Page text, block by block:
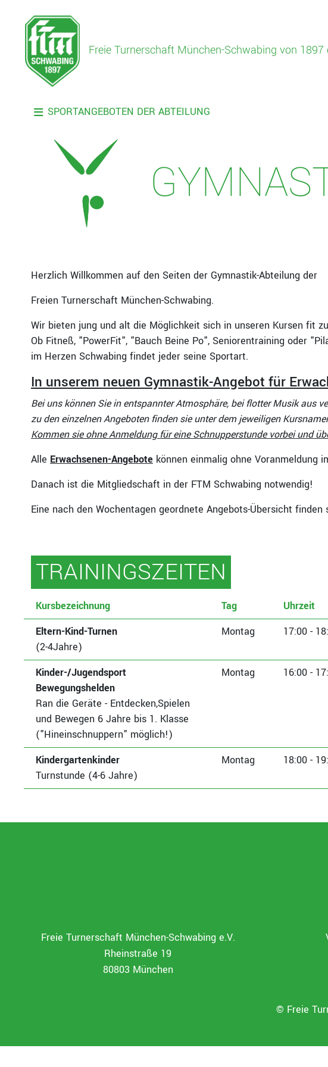
Freie Turnerschaft München-Schwabing von 1897
SPORTANGEBOTEN DER ABTEILUNG
Herzlich Willkommen auf den Seiten der Gymnastik-Abteilung der
Freien Turnerschaft München-Schwabing.
Wir bieten jung und alt die Möglichkeit sich in unseren Kursen fit
Ob Fitneß, "PowerFit", "Bauch Beine Po", Seniorentraining oder
im Herzen Schwabing findet jeder seine Sportart.
In unserem neuen Gymnastik-Angebot für
Bei uns können Sie in entspannter Atmosphäre, bei flotter Musik aus
zu den einzelnen Angeboten finden sie unter dem jeweiligen
Kommen sie ohne Anmeldung für eine Schnupperstunde vorbei und
Alle Erwachsenen-Angebote können einmalig ohne Voranmeldung
Danach ist die Mitgliedschaft in der FTM Schwabing notwendig!
Eine nach den Wochentagen geordnete Angebots-Übersicht finden
TRAININGSZEITEN
Kursbezeichnung Tag Uhrzeit
Eltern-Kind-Turnen
(2-4Jahre)
Montag 17:00 -
Kinder-/Jugendsport
Bewegungshelden
Ran die Geräte - Entdecken,Spielen
und Bewegen 6 Jahre bis 1. Klasse
("Hineinschnuppern" möglich!)
Montag 16:00 -
Kindergartenkinder
Turnstunde (4-6 Jahre)
Montag 18:00 -
Freie Turnerschaft München-Schwabing e.V.
Rheinstraße 19
80803 München
© Freie